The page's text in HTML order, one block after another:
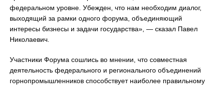
федеральном уровне. Убежден, что нам необходим диалог,
выходящий за рамки одного форума, объединяющий
интересы бизнесы и задачи государства», — сказал Павел
Николаевич.
Участники Форума сошлись во мнении, что совместная
деятельность федерального и регионального объединений
горнопромышленников способствует наиболее правильному